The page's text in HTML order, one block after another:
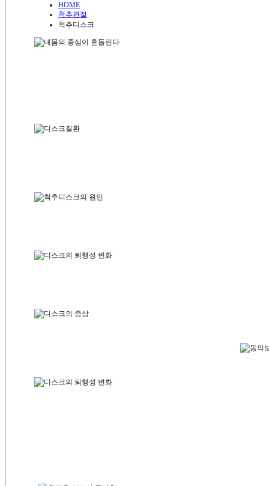
천걸음 팁
치료노하우
언론에서 본 천걸음
천걸음 소식
HOME
척추관절
척추디스크